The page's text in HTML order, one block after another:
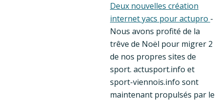
Deux nouvelles création
internet yacs pour actupro -
Nous avons profité de la
trêve de Noël pour migrer 2
de nos propres sites de
sport. actusport.info et
sport-viennois.info sont
maintenant propulsés par le